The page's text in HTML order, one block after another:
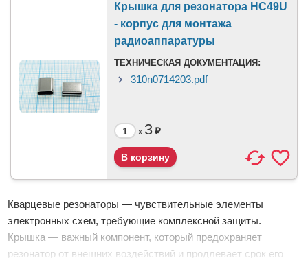
Крышка для резонатора HC49U
- корпус для монтажа
радиоаппаратуры
ТЕХНИЧЕСКАЯ ДОКУМЕНТАЦИЯ:
310n0714203.pdf
x 3₽
Кварцевые резонаторы — чувствительные элементы
электронных схем, требующие комплексной защиты.
Крышка — важный компонент, который предохраняет
резонатор от внешних воздействий и продлевает срок его